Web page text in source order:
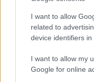
I want to allow
related to
device identifiers in
I want to allow my
Google for online
Moussa Diaby all’Inter:
Andrea Conforti · 8 Ago 2026